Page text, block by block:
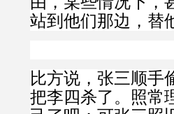
站到他们那边，替
比方说，张三顺手
把李四杀了。照常